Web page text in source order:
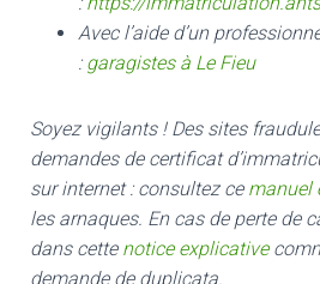
Avec l’aide d’un
: garagistes à Le Fieu
Soyez vigilants ! Des sites
demandes de certificat
sur internet : consultez ce manuel
les arnaques. En cas de perte de
dans cette notice explicative
demande de duplicata.